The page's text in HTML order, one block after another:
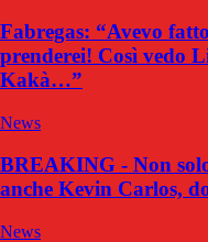
Fabregas: “Avevo
prenderei! Così vedo
Kakà…”
News
BREAKING - Non
anche Kevin Carlos,
News